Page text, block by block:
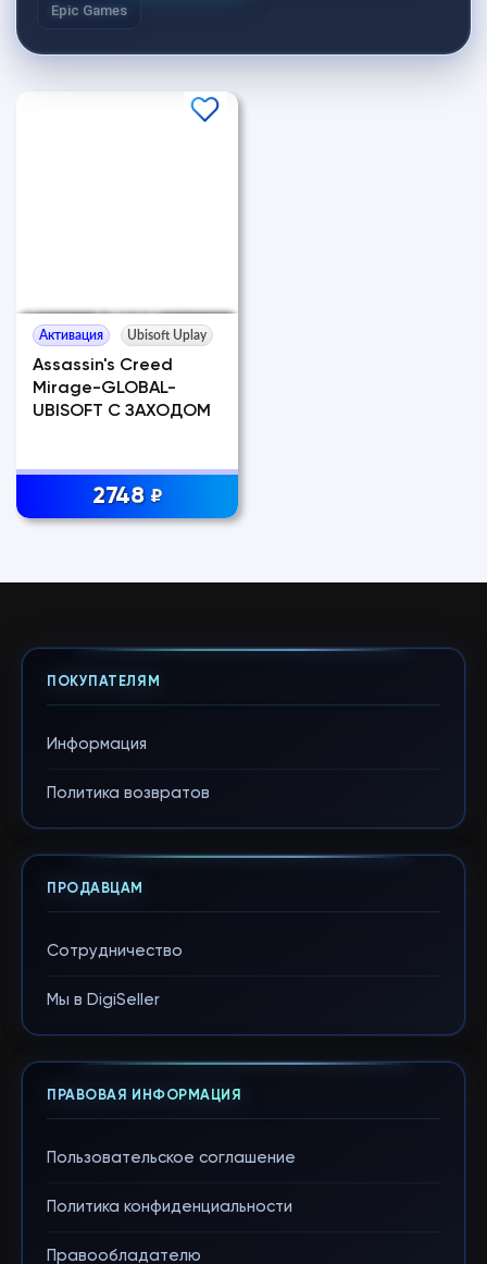
Epic Games
Активация Ubisoft Uplay
Assassin's Creed
Mirage-GLOBAL-
UBISOFT С ЗАХОДОМ
2748 ₽
ПОКУПАТЕЛЯМ
Информация
Политика возвратов
ПРОДАВЦАМ
Сотрудничество
Мы в DigiSeller
ПРАВОВАЯ ИНФОРМАЦИЯ
Пользовательское соглашение
Политика конфиденциальности
Правообладателю